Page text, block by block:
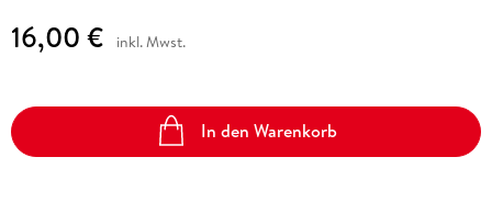
16,00 € inkl. Mwst.
In den Warenkorb